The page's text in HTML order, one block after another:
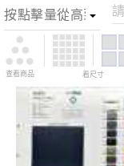
查看商品 看尺寸